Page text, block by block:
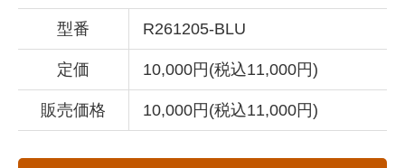
型番 R261205-BLU
定価 10,000円(税込11,000円)
販売価格 10,000円(税込11,000円)